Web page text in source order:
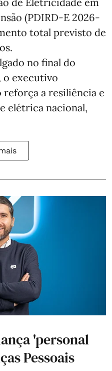
(PDIRD-E 2026-
total previsto de
no final do
o executivo
reforça a resiliência e
elétrica nacional,
'personal
Pessoais